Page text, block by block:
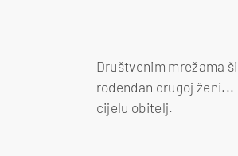
Društvenim mrežama
rođendan drugoj
cijelu obitelj.